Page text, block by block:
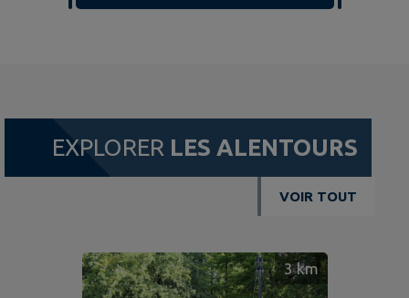
EXPLORER LES ALENTOURS
VOIR TOUT
3 km